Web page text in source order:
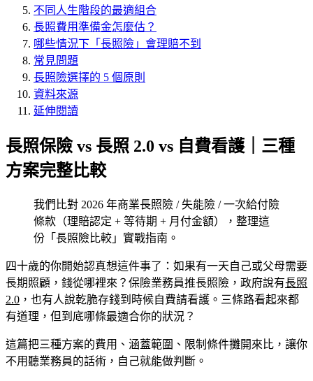
不同人生階段的最適組合
長照費用準備金怎麼估？
哪些情況下「長照險」會理賠不到
常見問題
長照險選擇的 5 個原則
資料來源
延伸閱讀
長照保險 vs 長照 2.0 vs 自費看護｜三種
方案完整比較
我們比對 2026 年商業長照險 / 失能險 / 一次給付險
條款（理賠認定 + 等待期 + 月付金額），整理這
份「長照險比較」實戰指南。
四十歲的你開始認真想這件事了：如果有一天自己或父母需要
長期照顧，錢從哪裡來？保險業務員推長照險，政府說有長照
2.0 ，也有人說乾脆存錢到時候自費請看護。三條路看起來都
有道理，但到底哪條最適合你的狀況？
這篇把三種方案的費用、涵蓋範圍、限制條件攤開來比，讓你
不用聽業務員的話術，自己就能做判斷。